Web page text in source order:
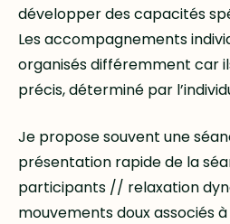
développer des capacités
Les accompagnements
organisés différemment car
précis, déterminé par
Je propose souvent une
présentation rapide de la
participants // relaxation
mouvements doux associés